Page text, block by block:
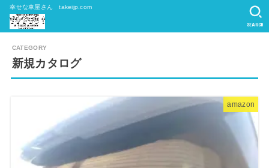
幸せな車屋さん takeijp.com
SEARCH
新規カタログ
amazon